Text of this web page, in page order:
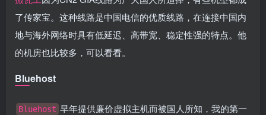
了传家宝。这种线路是中国电信的优质线路，在连接中国内
地与海外网络时具有低延迟、高带宽、稳定性强的特点。他
的机房也比较多，可以看看。
Bluehost
Bluehost 早年提供廉价虚拟主机而被国人所知，我的第一